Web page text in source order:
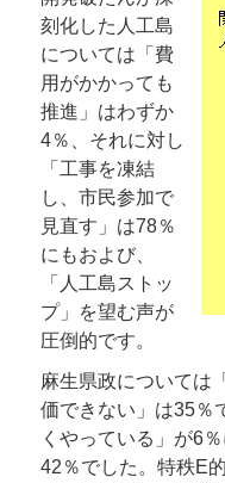
刻化した人工島
については「費
用がかかっても
推進」はわずか
4％、それに対し
「工事を凍結
し、市民参加で
見直す」は78％
にもおよび、
「人工島ストッ
プ」を望む声が
圧倒的です。
麻生県政については
価できない」は35％
くやっている」が6
42％でした。特秩E